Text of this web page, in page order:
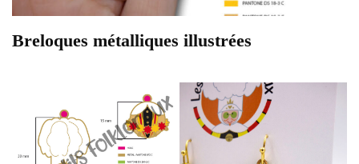
Breloques métalliques illustrées